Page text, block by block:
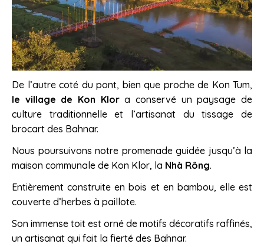
De l’autre coté du pont, bien que proche de Kon Tum,
le village de Kon Klora conservé un paysage de
culture traditionnelle et l’artisanat du tissage de
brocart des Bahnar.
Nous poursuivons notre promenade guidée jusqu’à la
maison communale de Kon Klor, la Nhà Rông.
Entièrement construite en bois et en bambou, elle est
couverte d’herbes à paillote.
Son immense toit est orné de motifs décoratifs raffinés,
un artisanat qui fait la fierté des Bahnar.